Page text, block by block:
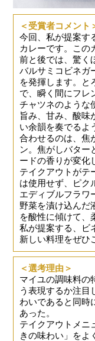
＜受賞者コメント
今回、私が提案す
カレーです。この
前と後では、驚く
バルサミコビネガ
を発揮します。と
で、瞬く間にフレ
チャツネのような
旨み、甘み、酸味
い余韻を奏でるよ
合わせるのは、焦
ン。焦がしバター
ードの香りが変化
テイクアウトがテ
は使用せず、ピク
エディブルフラワ
野菜を漬け込んだ
を酸性に傾けて、
私が提案する、ビ
新しい料理をぜひ
＜選考理由＞
マイユの調味料の
う表現するか注目
わいであると同時
あった。
テイクアウトメニ
きの味わい」をよ